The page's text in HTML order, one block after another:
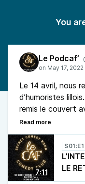
You
Le Podcaf’
Le 14 avril, nous
d’humoristes
remis le couvert
Spotlight ».
et Julien Bing qui
mythique salle et
de formation. Où
génération
la fois le rôle de
7:11
LE